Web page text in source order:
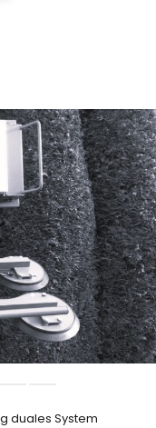
duales System